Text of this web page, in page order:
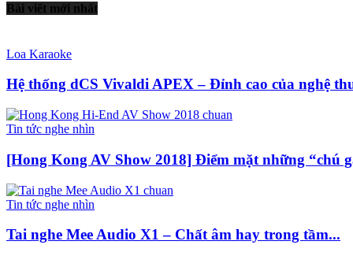
Bài viết mới nhất
Loa Karaoke
Hệ thống dCS Vivaldi APEX – Đỉnh cao của nghệ
Tin tức nghe nhìn
[Hong Kong AV Show 2018] Điểm mặt những “chú
Tin tức nghe nhìn
Tai nghe Mee Audio X1 – Chất âm hay trong tầm...